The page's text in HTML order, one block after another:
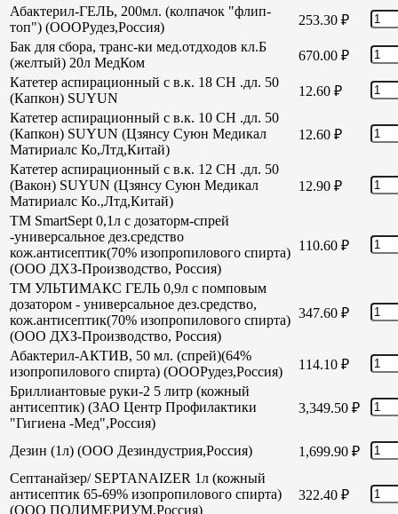
Абактерил-ГЕЛЬ, 200мл. (колпачок "флип-
топ") (ОООРудез,Россия)
253.30 ₽
Бак для сбора, транс-ки мед.отдходов кл.Б
(желтый) 20л МедКом
670.00 ₽
Катетер аспирационный с в.к. 18 СН .дл. 50
(Капкон) SUYUN
12.60 ₽
Катетер аспирационный с в.к. 10 СН .дл. 50
(Капкон) SUYUN (Цзянсу Суюн Медикал
Матириалс Ко,Лтд,Китай)
12.60 ₽
Катетер аспирационный с в.к. 12 СН .дл. 50
(Вакон) SUYUN (Цзянсу Суюн Медикал
Матириалс Ко.,Лтд,Китай)
12.90 ₽
TM SmartSept 0,1л с дозаторм-спрей
-универсальное дез.средство
кож.антисептик(70% изопропилового спирта)
(ООО ДХЗ-Производство, Россия)
110.60 ₽
TM УЛЬТИМАКС ГЕЛЬ 0,9л с помповым
дозатором - универсальное дез.средство,
кож.антисептик(70% изопропилового спирта)
(ООО ДХЗ-Производство, Россия)
347.60 ₽
Абактерил-АКТИВ, 50 мл. (спрей)(64%
изопропилового спирта) (ОООРудез,Россия)
114.10 ₽
Бриллиантовые руки-2 5 литр (кожный
антисептик) (ЗАО Центр Профилактики
"Гигиена -Мед",Россия)
3,349.50 ₽
Дезин (1л) (ООО Дезиндустрия,Россия) 1,699.90 ₽
Септанайзер/ SEPTANAIZER 1л (кожный
антисептик 65-69% изопропилового спирта)
(ООО ПОЛИМЕРИУМ,Россия)
322.40 ₽